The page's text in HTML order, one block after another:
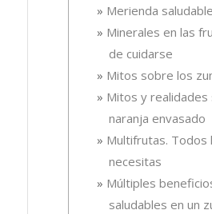
Merienda saludable
Minerales en las
de cuidarse
Mitos sobre los
Mitos y
naranja envasado
Multifrutas. Todos
necesitas
Múltiples
saludables en un